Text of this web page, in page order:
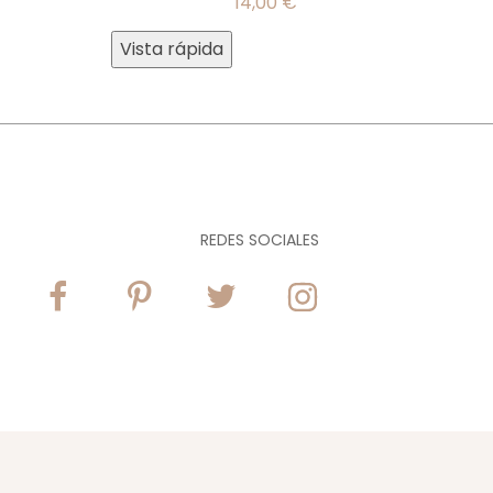
Vista rápida
REDES SOCIALES